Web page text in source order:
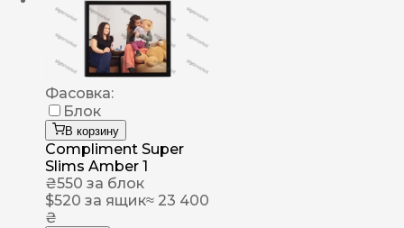
Фасовка:
Блок
В корзину
Compliment Super
Slims Amber 1
₴550 за блок
$520 за ящик≈ 23 400
₴